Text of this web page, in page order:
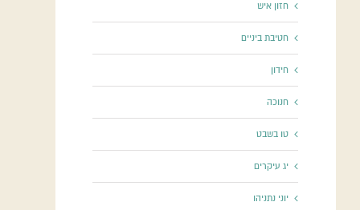
חזון איש
חטיבת ביניים
חידון
חנוכה
טו בשבט
יג עיקרים
יוני נתניהו